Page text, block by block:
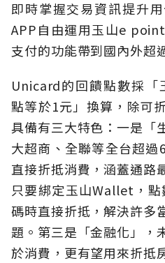
即時掌握交易資訊提升
APP自由運用玉山e
支付的功能帶到國內外超
Unicard的回饋點數採
點等於1元」換算，除可
具備有三大特色：一是「
大超商、全聯等全台超過
直接折抵消費，涵蓋通路
只要綁定玉山Wallet，
碼時直接折抵，解決許多
題。第三是「金融化」，
於消費，更有望用來折抵